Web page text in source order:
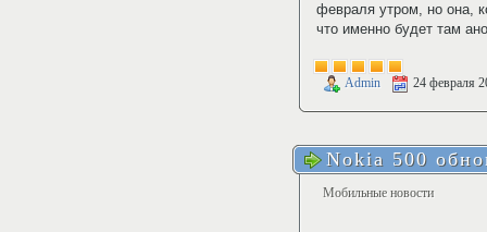
февраля утром, но она,
что именно будет там
Admin 24 февраля
Nokia 500
Мобильные новости